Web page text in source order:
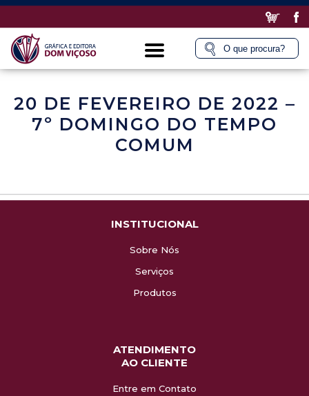
20 DE FEVEREIRO DE 2022 –
7º DOMINGO DO TEMPO
COMUM
INSTITUCIONAL
Sobre Nós
Serviços
Produtos
ATENDIMENTO
AO CLIENTE
Entre em Contato